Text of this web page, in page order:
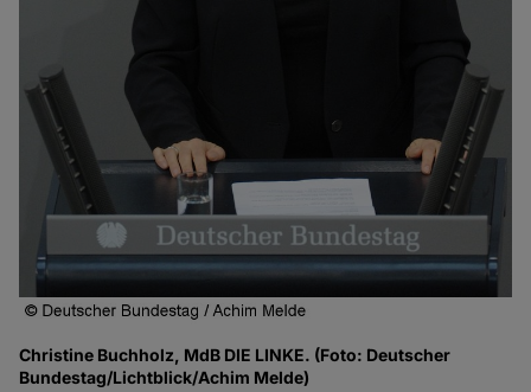
Christine Buchholz, MdB DIE LINKE. (Foto: Deutscher
Bundestag/Lichtblick/Achim Melde)